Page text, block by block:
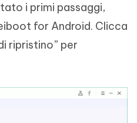
i primi passaggi,
for Android. Clicca
ripristino” per